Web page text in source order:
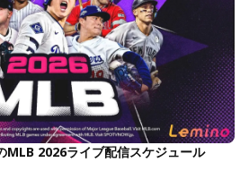
MLB 2026ライブ配信スケジュール